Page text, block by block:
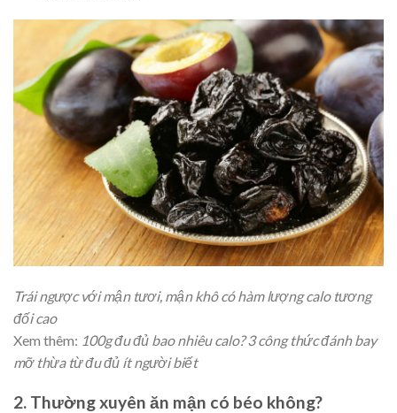
Trái ngược với mận tươi, mận khô có hàm lượng calo tương
đối cao
Xem thêm: 100g đu đủ bao nhiêu calo? 3 công thức đánh bay
mỡ thừa từ đu đủ ít người biết
2. Thường xuyên ăn mận có béo không?